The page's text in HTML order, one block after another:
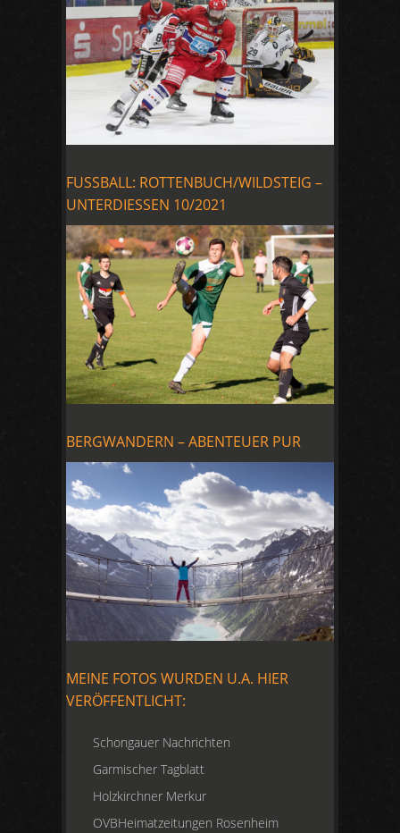
FUSSBALL: ROTTENBUCH/WILDSTEIG –
UNTERDIESSEN 10/2021
BERGWANDERN – ABENTEUER PUR
MEINE FOTOS WURDEN U.A. HIER
VERÖFFENTLICHT:
Schongauer Nachrichten
Garmischer Tagblatt
Holzkirchner Merkur
OVBHeimatzeitungen Rosenheim